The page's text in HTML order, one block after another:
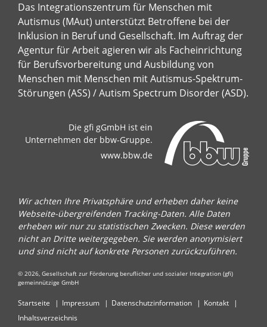
Das Integrationszentrum für Menschen mit
Autismus (MAut) unterstützt Betroffene bei der
Inklusion in Beruf und Gesellschaft. Im Auftrag der
Agentur für Arbeit agieren wir als Facheinrichtung
für Berufsvorbereitung und Ausbildung von
Menschen mit Menschen mit Autismus-Spektrum-
Störungen (ASS) / Autism Spectrum Disorder (ASD).
Die gfi gGmbH ist ein
Unternehmen der bbw-Gruppe.
www.bbw.de
Wir achten Ihre Privatsphäre und erheben daher keine
Webseite-übergreifenden Tracking-Daten. Alle Daten
erheben wir nur zu statistischen Zwecken. Diese werden
nicht an Dritte weitergegeben. Sie werden anonymisiert
und sind nicht auf konkrete Personen zurückzuführen.
© 2026, Gesellschaft zur Förderung beruflicher und sozialer Integration (gfi)
gemeinnützige GmbH
Startseite Impressum Datenschutzinformation
Kontakt
Inhaltsverzeichnis